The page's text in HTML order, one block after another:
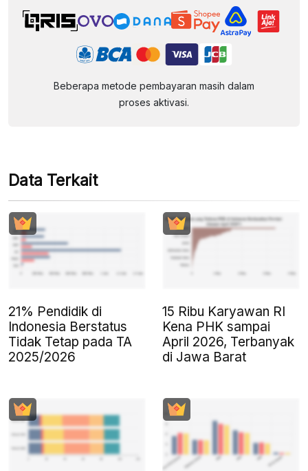
Beberapa metode pembayaran masih dalam
proses aktivasi.
Data Terkait
21% Pendidik di
Indonesia Berstatus
Tidak Tetap pada TA
2025/2026
15 Ribu Karyawan RI
Kena PHK sampai
April 2026, Terbanyak
di Jawa Barat